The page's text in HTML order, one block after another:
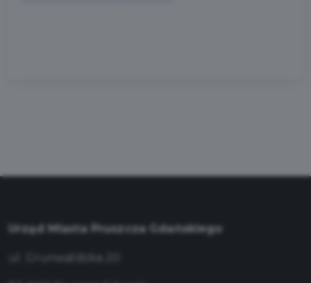
Urząd Miasta Pruszcza Gdańskiego